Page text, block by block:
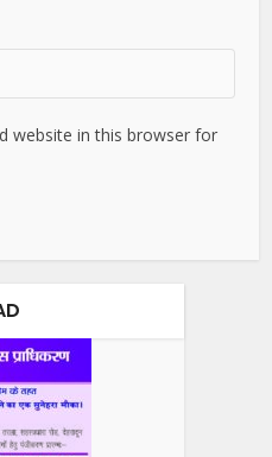
website in this browser for